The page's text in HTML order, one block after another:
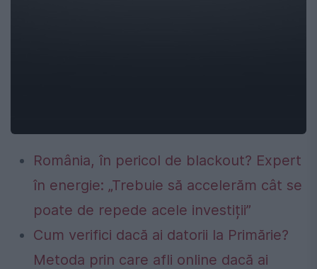
România, în pericol de blackout? Expert
în energie: „Trebuie să accelerăm cât se
poate de repede acele investiții”
Cum verifici dacă ai datorii la Primărie?
Metoda prin care afli online dacă ai